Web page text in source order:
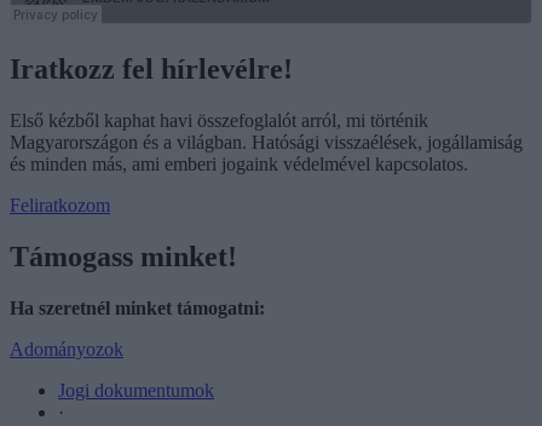
Iratkozz fel hírlevélre!
Első kézből kaphat havi összefoglalót arról, mi történik
Magyarországon és a világban. Hatósági visszaélések, jogállamiság
és minden más, ami emberi jogaink védelmével kapcsolatos.
Feliratkozom
Támogass minket!
Ha szeretnél minket támogatni:
Adományozok
Jogi dokumentumok
·